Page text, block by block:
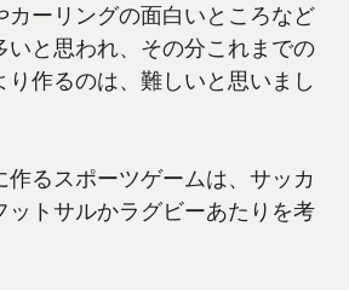
カーリングの面白いところなど
いと思われ、その分これまでの
り作るのは、難しいと思いまし
作るスポーツゲームは、サッカ
ットサルかラグビーあたりを考